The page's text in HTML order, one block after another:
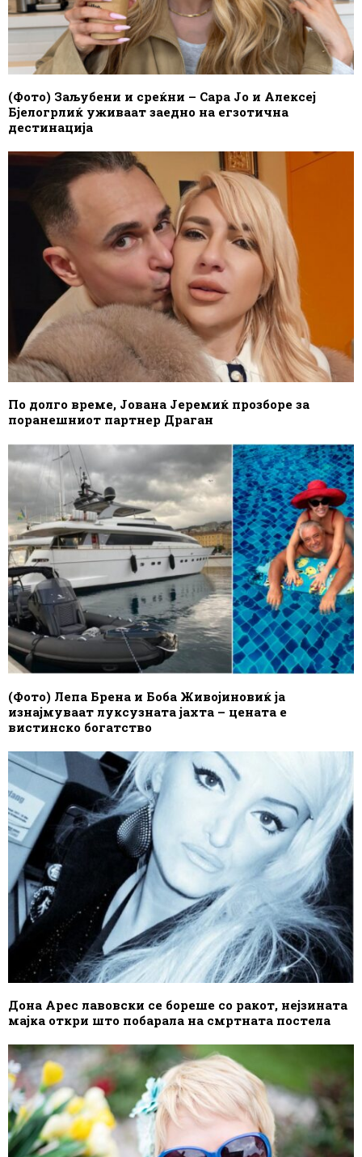
(Фото) Заљубени и среќни – Сара Јо и Алексеј
Бјелогрлиќ уживаат заедно на егзотична
дестинација
По долго време, Јована Јеремиќ прозборе за
поранешниот партнер Драган
(Фото) Лепа Брена и Боба Живојиновиќ ја
изнајмуваат луксузната јахта – цената е
вистинско богатство
Дона Арес лавовски се бореше со ракот, нејзината
мајка откри што побарала на смртната постела